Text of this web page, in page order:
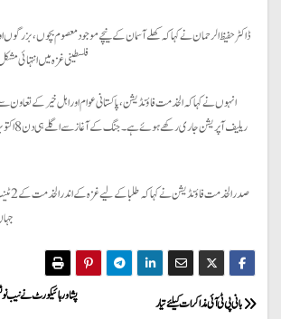
فلسطینی غزہ میں انتہائی
انہوں نے کہا کہ الخدمت فاؤنڈیشن، پاکستانی عوام اور اہل خیر کے تعاون
صدر
P
پشاور ہائیکورٹ نے نیب
بانی پی ٹی آئی مذاکرات کیلئے تیار